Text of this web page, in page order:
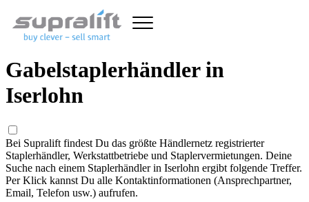
Gabelstaplerhändler in
Iserlohn
Bei Supralift findest Du das größte Händlernetz registrierter
Staplerhändler, Werkstattbetriebe und Staplervermietungen. Deine
Suche nach einem Staplerhändler in Iserlohn ergibt folgende Treffer.
Per Klick kannst Du alle Kontaktinformationen (Ansprechpartner,
Email, Telefon usw.) aufrufen.